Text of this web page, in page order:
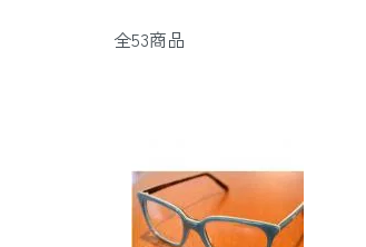
全53商品